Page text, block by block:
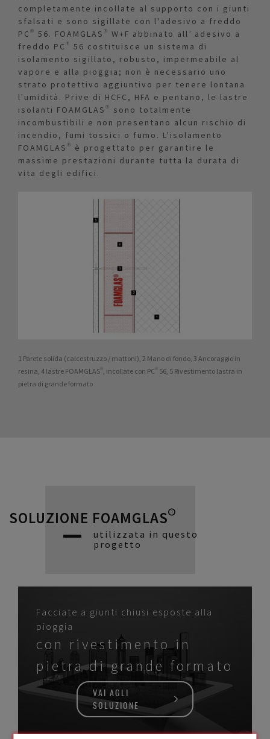
completamente incollate al supporto con i giunti
sfalsati e sono sigillate con l'adesivo a freddo
PC® 56. FOAMGLAS® W+F abbinato all’ adesivo a
freddo PC® 56 costituisce un sistema di
isolamento sigillato, robusto, impermeabile al
vapore e alla pioggia; non è necessario uno
strato protettivo aggiuntivo per tenere lontana
l'umidità. Prive di HCFC, HFA e pentano, le lastre
isolanti FOAMGLAS® sono totalmente
incombustibili e non presentano alcun rischio di
incendio, fumi tossici o fumo. L'isolamento
FOAMGLAS® è progettato per garantire le
massime prestazioni durante tutta la durata di
vita degli edifici.
1 Parete solida (calcestruzzo / mattoni), 2 Mano di fondo, 3 Ancoraggio in
resina, 4 lastre FOAMGLAS®, incollate con PC® 56, 5 Rivestimento lastra in
pietra di grande formato
SOLUZIONE FOAMGLAS®
utilizzata in questo
progetto
Facciate a giunti chiusi esposte alla
pioggia
con rivestimento in
pietra di grande formato
VAI AGLI
SOLUZIONE